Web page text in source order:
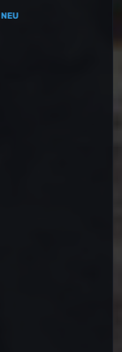
NEU